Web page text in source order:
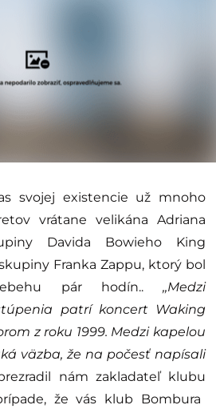
svojej existencie už mnoho
vrátane velikána Adriana
Davida Bowieho King
Franka Zappu, ktorý bol
pár hodín.. ,,Medzi
patrí koncert Waking
z roku 1999. Medzi kapelou
väzba, že na počesť napísali
nám zakladateľ klubu
že vás klub Bombura